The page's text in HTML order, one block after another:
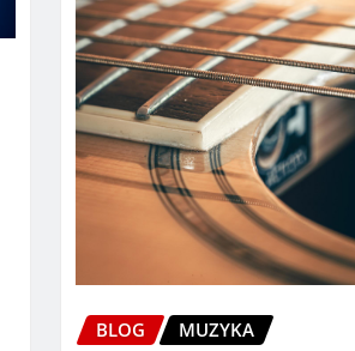
BLOG MUZYKA